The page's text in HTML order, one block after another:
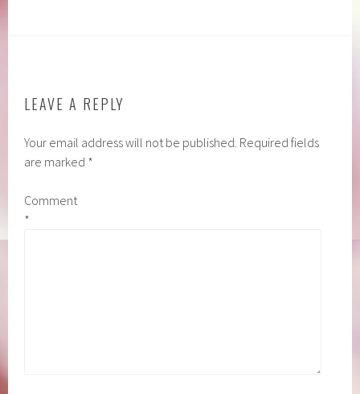
LEAVE A REPLY
Your email address will not be published. Required fields
are marked *
Comment
*